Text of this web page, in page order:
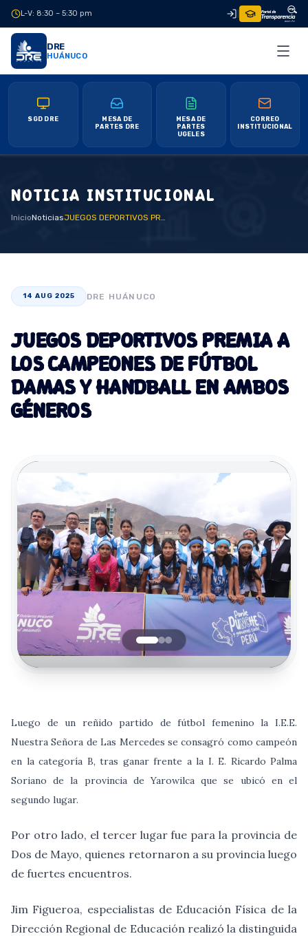
L-V: 8:30 – 5:30 pm
DRE
HUÁNUCO
SGD DRE
MESA DE
PARTES DRE
MESA DE
PARTES
UGELES
CORREO
INSTITUCIONAL
NOTICIA INSTITUCIONAL
InicioNoticias JUEGOS DEPORTIVOS PREMIA A LOS CAMPEONES DE FÚTBOL DAMAS Y HANDBALL EN AMBOS GÉNEROS
14 AUG 2025 DRE HUÁNUCO
JUEGOS DEPORTIVOS PREMIA A
LOS CAMPEONES DE FÚTBOL
DAMAS Y HANDBALL EN AMBOS
GÉNEROS
Luego de un reñido partido de fútbol femenino la I.E.E.
Nuestra Señora de Las Mercedes se consagró como campeón
en la categoría B, tras ganar frente a la I. E. Ricardo Palma
Soriano de la provincia de Yarowilca que se ubicó en el
segundo lugar.
Por otro lado, el tercer lugar fue para la provincia de
Dos de Mayo, quienes retornaron a su provincia luego
de fuertes encuentros.
Jim Figueroa, especialistas de Educación Física de la
Dirección Regional de Educación realizó la distinguida